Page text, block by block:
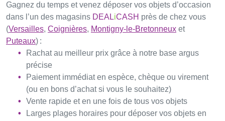
Gagnez du temps et venez déposer vos objets d’occasion
dans l’un des magasins DEALiCASH près de chez vous
(Versailles, Coignières, Montigny-le-Bretonneux et
Puteaux) :
Rachat au meilleur prix grâce à notre base argus
précise
Paiement immédiat en espèce, chèque ou virement
(ou en bons d’achat si vous le souhaitez)
Vente rapide et en une fois de tous vos objets
Larges plages horaires pour déposer vos objets en